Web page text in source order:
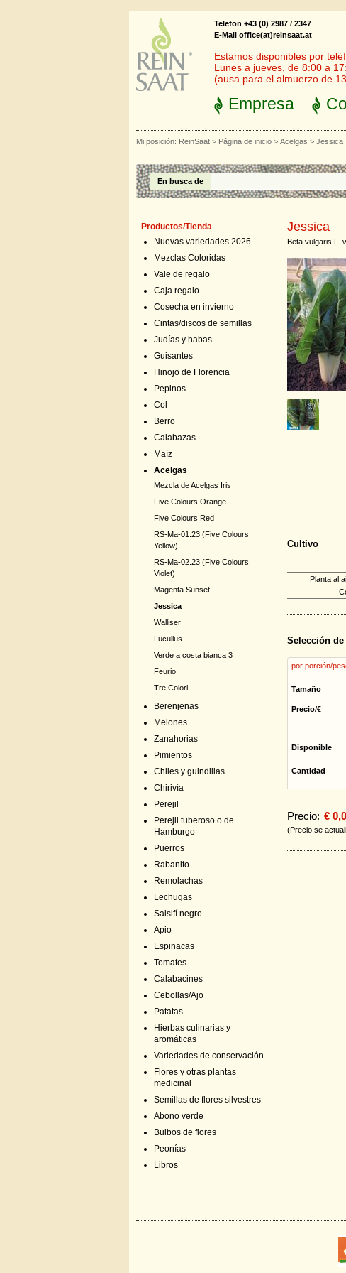
Telefon +43 (0) 2987 / 2347
E-Mail office(at)reinsaat.at
Estamos disponibles por
Lunes a jueves, de 8:00 a
(ausa para el almuerzo de
Empresa
Mi posición: ReinSaat > Página de inicio > Acelgas > Jessica
En busca de
Productos/Tienda
Nuevas variedades 2026
Mezclas Coloridas
Vale de regalo
Caja regalo
Cosecha en invierno
Cintas/discos de semillas
Judías y habas
Guisantes
Hinojo de Florencia
Pepinos
Col
Berro
Calabazas
Maíz
Acelgas
Mezcla de Acelgas Iris
Five Colours Orange
Five Colours Red
RS-Ma-01.23 (Five Colours
Yellow)
RS-Ma-02.23 (Five Colours
Violet)
Magenta Sunset
Jessica
Walliser
Lucullus
Verde a costa bianca 3
Feurio
Tre Colori
Berenjenas
Melones
Zanahorias
Pimientos
Chiles y guindillas
Chirivía
Perejil
Perejil tuberoso o de
Hamburgo
Puerros
Rabanito
Remolachas
Lechugas
Salsifí negro
Apio
Espinacas
Tomates
Calabacines
Cebollas/Ajo
Patatas
Hierbas culinarias y
aromáticas
Variedades de conservación
Flores y otras plantas
medicinal
Semillas de flores silvestres
Abono verde
Bulbos de flores
Peonías
Libros
Jessica
Beta vulgaris L.
Cultivo
Planta al
Selección de
por porción/
Tamaño
Precio/€
Disponible
Cantidad
Precio: €
(Precio se